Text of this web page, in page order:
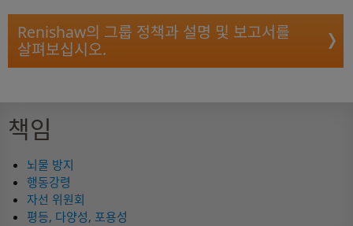
Renishaw의 그룹 정책과 설명 및 보고서를
살펴보십시오.
책임
뇌물 방지
행동강령
자선 위원회
평등, 다양성, 포용성